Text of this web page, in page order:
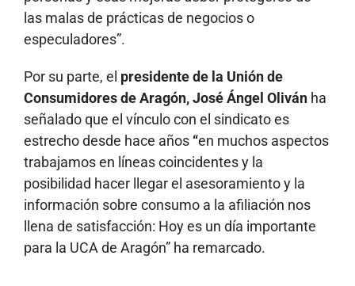
las malas de prácticas de negocios o
especuladores”.
Por su parte, el presidente de la Unión de
Consumidores de Aragón, José Ángel Oliván ha
señalado que el vínculo con el sindicato es
estrecho desde hace años “en muchos aspectos
trabajamos en líneas coincidentes y la
posibilidad hacer llegar el asesoramiento y la
información sobre consumo a la afiliación nos
llena de satisfacción: Hoy es un día importante
para la UCA de Aragón” ha remarcado.